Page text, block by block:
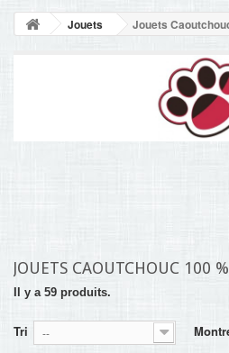
NOUVELLES
Jouets Jouets
JOUETS CAOUTCHOUC 100
Il y a 59 produits.
Tri --